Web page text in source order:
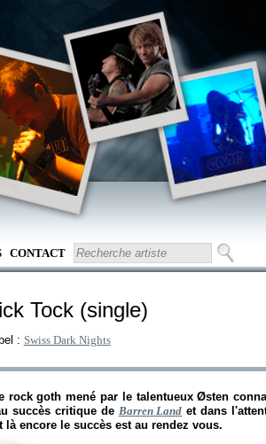
CONTACT
Tock (single)
: Swiss Dark Nights
rock goth mené par le talentueux Østen
succès critique de Barren Land et dans
là encore le succès est au rendez vous.